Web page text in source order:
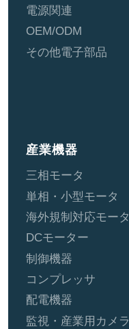
電源関連
OEM/ODM
その他電子部品
産業機器
三相モータ
単相・小型モータ
海外規制対応モータ
DCモーター
制御機器
コンプレッサ
配電機器
監視・産業用カメラ